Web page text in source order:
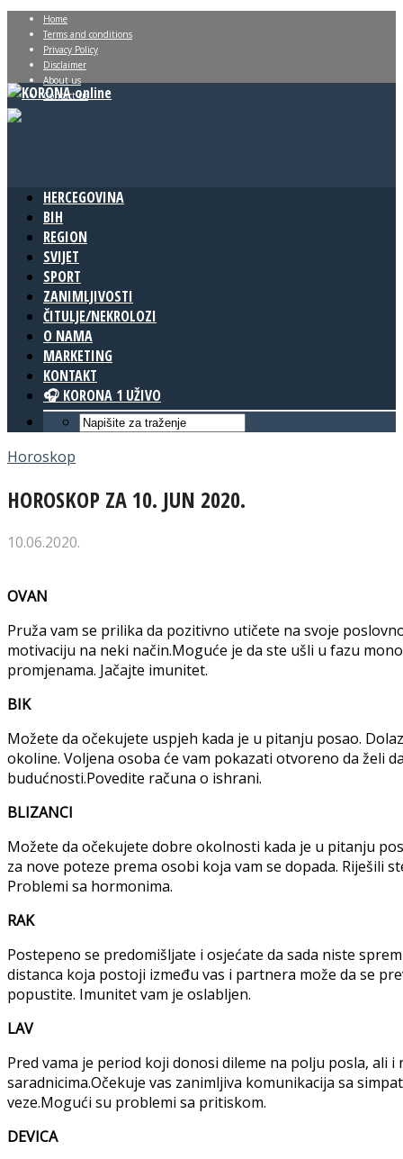
Home
Terms and conditions
Privacy Policy
Disclaimer
About us
Contact us
HERCEGOVINA
BIH
REGION
SVIJET
SPORT
ZANIMLJIVOSTI
ČITULJE/NEKROLOZI
O NAMA
MARKETING
KONTAKT
🎧 KORONA 1 UŽIVO
Horoskop
HOROSKOP ZA 10. JUN 2020.
10.06.2020.
OVAN
Pruža vam se prilika da pozitivno utičete na svoje
motivaciju na neki način.Moguće je da ste ušli u fazu
promjenama. Jačajte imunitet.
BIK
Možete da očekujete uspjeh kada je u pitanju posao.
okoline. Voljena osoba će vam pokazati otvoreno da želi
budućnosti.Povedite računa o ishrani.
BLIZANCI
Možete da očekujete dobre okolnosti kada je u pitanju
za nove poteze prema osobi koja vam se dopada. Riješili
Problemi sa hormonima.
RAK
Postepeno se predomišljate i osjećate da sada niste
distanca koja postoji između vas i partnera može da se
popustite. Imunitet vam je oslabljen.
LAV
Pred vama je period koji donosi dileme na polju posla, ali i
saradnicima.Očekuje vas zanimljiva komunikacija sa
veze.Mogući su problemi sa pritiskom.
DEVICA